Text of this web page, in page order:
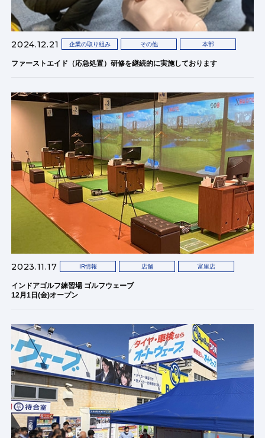
2024.12.21 企業の取り組み その他 本部
ファーストエイド（応急処置）研修を継続的に実施しております
2023.11.17 IR情報 店舗 富里店
インドアゴルフ練習場 ゴルフウェーブ
12月1日(金)オープン